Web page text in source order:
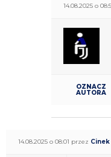
14.08.2025 o
OZNACZ
AUTORA
14.08.2025 o 08:01 przez Cinek